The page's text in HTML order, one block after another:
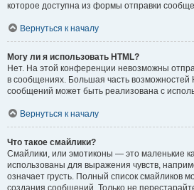
которое доступна из формы отправки
Вернуться к началу
Могу ли я использовать HTML?
Нет. На этой конференции невозможны
в сообщениях. Большая часть
сообщений может быть реализована с
Вернуться к началу
Что такое смайлики?
Смайлики, или эмотиконы — это маленькие
использованы для выражения чувств,
означает грусть. Полный список смайликов
создания сообщений. Только не